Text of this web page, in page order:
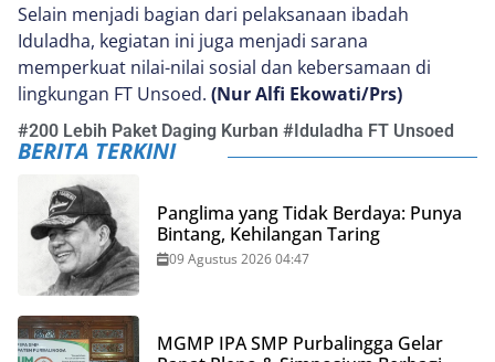
Selain menjadi bagian dari pelaksanaan ibadah
Iduladha, kegiatan ini juga menjadi sarana
memperkuat nilai-nilai sosial dan kebersamaan di
lingkungan FT Unsoed. (Nur Alfi Ekowati/Prs)
#200 Lebih Paket Daging Kurban # Iduladha FT Unsoed
BERITA TERKINI
Panglima yang Tidak Berdaya: Punya
Bintang, Kehilangan Taring
09 Agustus 2026 04:47
MGMP IPA SMP Purbalingga Gelar